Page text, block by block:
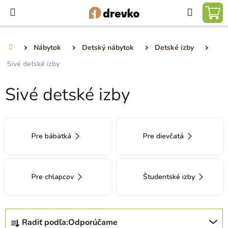
obsah
Hľadať
Nábytok Detský nábytok
Detské izby
Sivé detské izby
Sivé detské izby
Pre bábätká Pre dievčatá
Pre chlapcov Študentské izby
R
Radiť podľa:Odporúčame